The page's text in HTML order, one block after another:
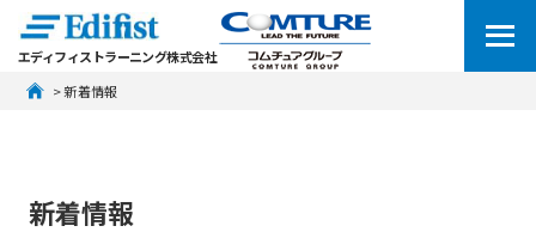
エディフィストラーニング株式会社
> 新着情報
新着情報